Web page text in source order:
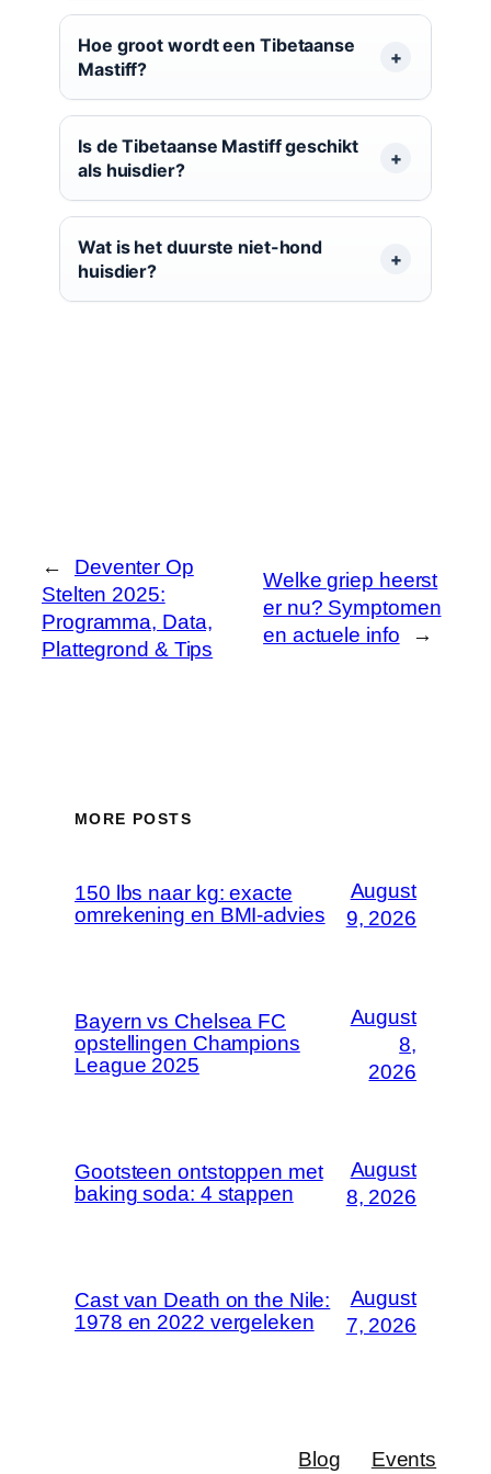
Hoe groot wordt een Tibetaanse
Mastiff?
Is de Tibetaanse Mastiff geschikt
als huisdier?
Wat is het duurste niet-hond
huisdier?
←
Deventer Op
Stelten 2025:
Programma, Data,
Plattegrond & Tips
Welke griep heerst
er nu? Symptomen
en actuele info
→
MORE POSTS
150 lbs naar kg: exacte
omrekening en BMI-advies
August
9, 2026
Bayern vs Chelsea FC
opstellingen Champions
League 2025
August
8,
2026
Gootsteen ontstoppen met
baking soda: 4 stappen
August
8, 2026
Cast van Death on the Nile:
1978 en 2022 vergeleken
August
7, 2026
Blog Events